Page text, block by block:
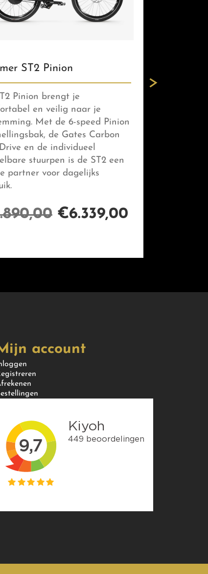
ST2 Pinion
Pinion brengt je
en veilig naar je
Met de 6-speed Pinion
de Gates Carbon
en de individueel
stuurpen is de ST2 een
partner voor dagelijks
€6.339,00
account